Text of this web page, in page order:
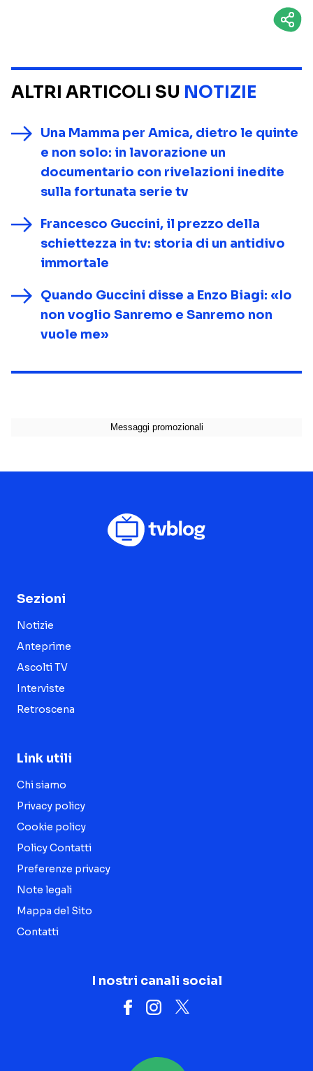
ALTRI ARTICOLI SU NOTIZIE
Una Mamma per Amica, dietro le quinte
e non solo: in lavorazione un
documentario con rivelazioni inedite
sulla fortunata serie tv
Francesco Guccini, il prezzo della
schiettezza in tv: storia di un antidivo
immortale
Quando Guccini disse a Enzo Biagi: «Io
non voglio Sanremo e Sanremo non
vuole me»
Sezioni
Notizie
Anteprime
Ascolti TV
Interviste
Retroscena
Link utili
Chi siamo
Privacy policy
Cookie policy
Policy Contatti
Preferenze privacy
Note legali
Mappa del Sito
Contatti
I nostri canali social